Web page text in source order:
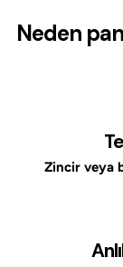
Neden
Zincir veya